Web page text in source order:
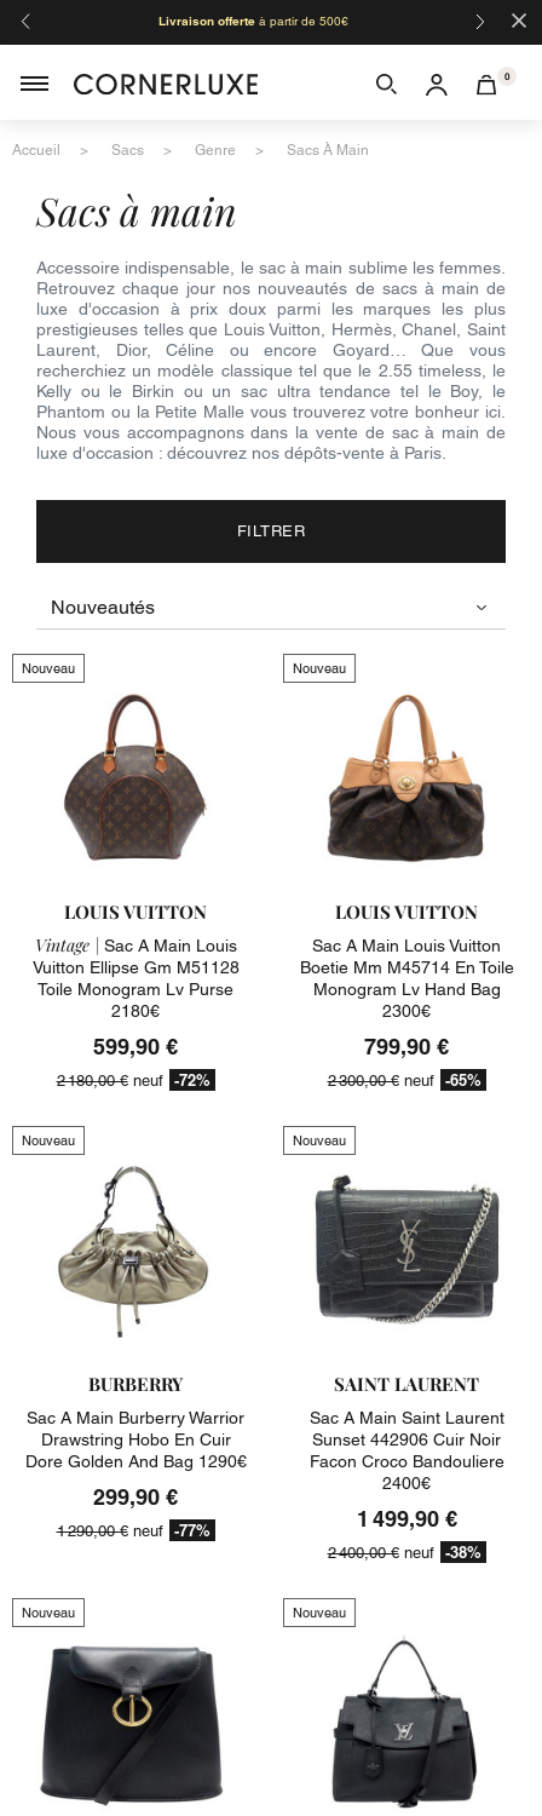
Livraison offerteà partir de 500€ ×
0
Accueil Sacs Genre Sacs À Main
sacs à main
Accessoire indispensable, le sac à main sublime les femmes.
Retrouvez chaque jour nos nouveautés de sacs à main de
luxe d'occasion à prix doux parmi les marques les plus
prestigieuses telles que Louis Vuitton, Hermès, Chanel, Saint
Laurent, Dior, Céline ou encore Goyard… Que vous
recherchiez un modèle classique tel que le 2.55 timeless, le
Kelly ou le Birkin ou un sac ultra tendance tel le Boy, le
Phantom ou la Petite Malle vous trouverez votre bonheur ici.
Nous vous accompagnons dans la vente de sac à main de
luxe d'occasion : découvrez nos dépôts-vente à Paris.
FILTRER
Nouveau
LOUIS VUITTON
Vintage | Sac A Main Louis
Vuitton Ellipse Gm M51128
Toile Monogram Lv Purse
2180€
599,90 €
2 180,00 €neuf -72%
Nouveau
LOUIS VUITTON
Sac A Main Louis Vuitton
Boetie Mm M45714 En Toile
Monogram Lv Hand Bag
2300€
799,90 €
2 300,00 €neuf -65%
Nouveau
BURBERRY
Sac A Main Burberry Warrior
Drawstring Hobo En Cuir
Dore Golden And Bag 1290€
299,90 €
1 290,00 €neuf -77%
Nouveau
SAINT LAURENT
Sac A Main Saint Laurent
Sunset 442906 Cuir Noir
Facon Croco Bandouliere
2400€
1 499,90 €
2 400,00 €neuf -38%
Nouveau Nouveau